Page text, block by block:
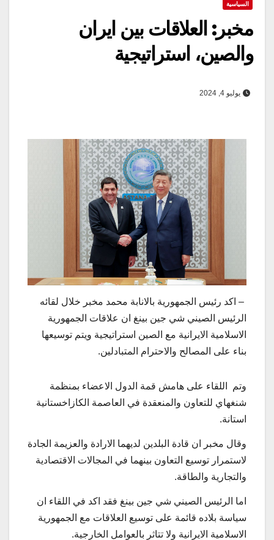
السياسية
مخبر: العلاقات بين ايران
والصين، استراتيجية
يوليو 4, 2024
– اكد رئيس الجمهورية بالانابة محمد مخبر خلال لقائه
الرئيس الصيني شي جين بينغ ان علاقات الجمهورية
الاسلامية الايرانية مع الصين استراتيجية ويتم توسيعها
بناء على المصالح والاحترام المتبادلين.
وتم اللقاء على هامش قمة الدول الاعضاء بمنظمة
شنغهاي للتعاون والمنعقدة في العاصمة الكازاخستانية
استانة.
وقال مخبر ان قادة البلدين لديهما الارادة والعزيمة الجادة
لاستمرار توسيع التعاون بينهما في المجالات الاقتصادية
والتجارية والطاقة.
اما الرئيس الصيني شي جين بينغ فقد اكد في اللقاء ان
سياسة بلاده قائمة على توسيع العلاقات مع الجمهورية
الاسلامية الايرانية ولا تتاثر بالعوامل الخارجية.